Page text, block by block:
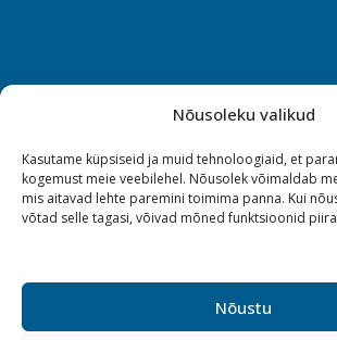
Nõusoleku valikud
Kasutame küpsiseid ja muid tehnoloogiaid, et
kogemust meie veebilehel. Nõusolek võimaldab
mis aitavad lehte paremini toimima panna. Kui
võtad selle tagasi, võivad mõned funktsioonid
Nõustu